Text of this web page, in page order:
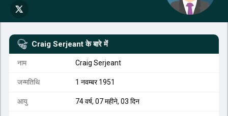
Craig Serjeant के बारे में
नाम Craig Serjeant
जन्मतिथि 1 नवम्बर 1951
आयु 74 वर्ष, 07 महीने, 03 दिन